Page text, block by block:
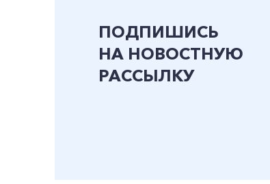
ПОДПИШИСЬ
НА НОВОСТНУЮ
РАССЫЛКУ